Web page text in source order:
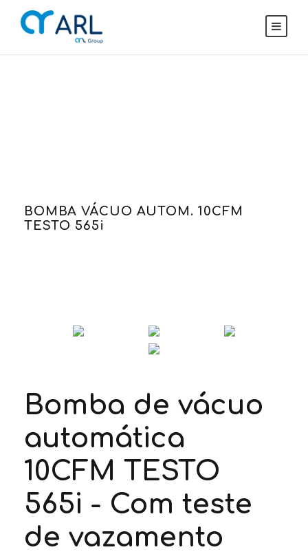
BOMBA VÁCUO AUTOM. 10CFM
TESTO 565i
Bomba de vácuo
automática
10CFM TESTO
565i - Com teste
de vazamento